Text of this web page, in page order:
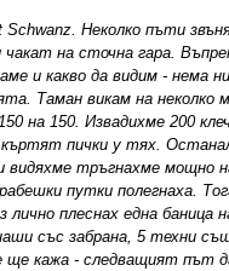
Неколко пъти
на сточна гара.
и какво да видим - нема
Таман викам на неколко
на 150. Извадихме 200
къртят пички у тях.
тръгнахме мощно
путки полегнаха.
плеснах една баница
със забрана, 5 техни
ще кажа - следващият път